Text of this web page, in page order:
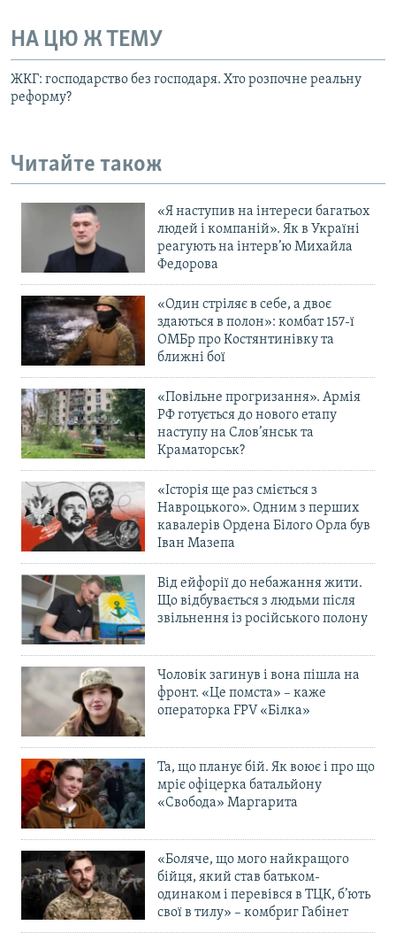
НА ЦЮ Ж ТЕМУ
ЖКГ: господарство без господаря. Хто розпочне реальну
реформу?
Читайте також
«Я наступив на інтереси багатьох
людей і компаній». Як в Україні
реагують на інтерв’ю Михайла
Федорова
«Один стріляє в себе, а двоє
здаються в полон»: комбат 157-ї
ОМБр про Костянтинівку та
ближні бої
«Повільне прогризання». Армія
РФ готується до нового етапу
наступу на Слов’янськ та
Краматорськ?
«Історія ще раз сміється з
Навроцького». Одним з перших
кавалерів Ордена Білого Орла був
Іван Мазепа
Від ейфорії до небажання жити.
Що відбувається з людьми після
звільнення із російського полону
Чоловік загинув і вона пішла на
фронт. «Це помста» – каже
операторка FPV «Білка»
Та, що планує бій. Як воює і про що
мріє офіцерка батальйону
«Свобода» Маргарита
«Боляче, що мого найкращого
бійця, який став батьком-
одинаком і перевівся в ТЦК, б’ють
свої в тилу» – комбриг Габінет